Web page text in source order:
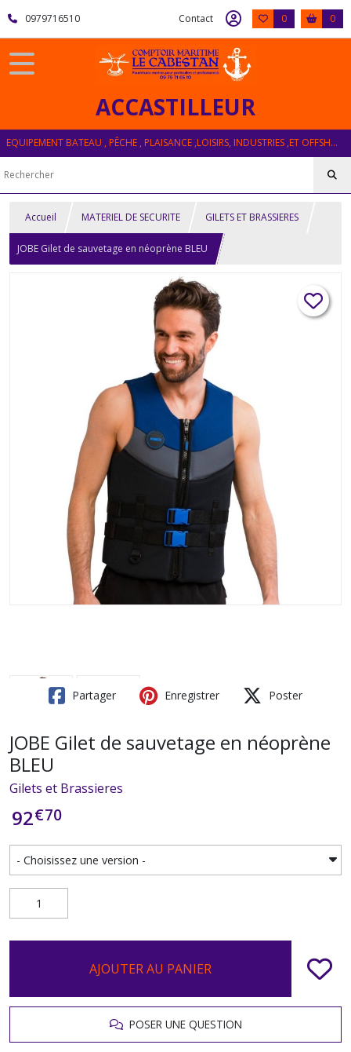
0979716510 Contact 0 0
ACCASTILLEUR
EQUIPEMENT BATEAU , PÊCHE , PLAISANCE ,LOISIRS, INDUSTRIES ,ET OFFSHORE
Accueil MATERIEL DE SECURITE GILETS ET BRASSIERES
JOBE Gilet de sauvetage en néoprène BLEU
Partager Enregistrer Poster
JOBE Gilet de sauvetage en néoprène
BLEU
Gilets et Brassieres
92€70
AJOUTER AU PANIER
POSER UNE QUESTION